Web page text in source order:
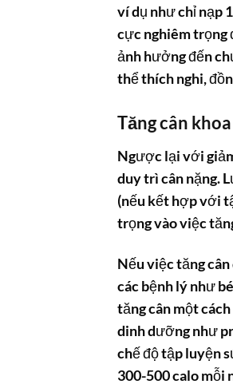
ví dụ như chỉ nạp
cực nghiêm trọng
ảnh hưởng đến
thể thích nghi,
Tăng cân
Ngược lại với
duy trì cân nặng.
(nếu kết hợp với
trọng vào việc
Nếu việc tăng
các bệnh lý như
tăng cân một
dinh dưỡng như
chế độ tập luyện
300-500 calo mỗi